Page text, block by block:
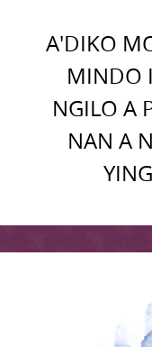
A'DIKO
MINDO
NGILO A
NAN A